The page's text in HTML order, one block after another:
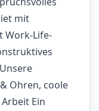
mit
Work-Life-
Ohren, coole
Ein